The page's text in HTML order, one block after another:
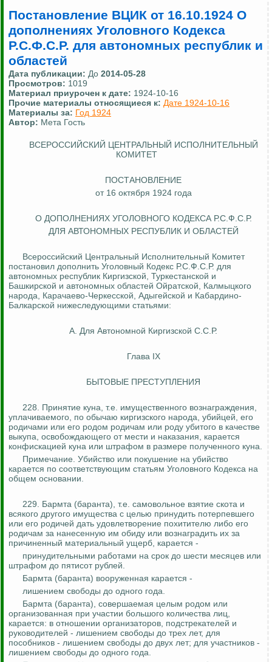
Постановление ВЦИК от 16.10.1924 О
дополнениях Уголовного Кодекса
Р.С.Ф.С.Р. для автономных республик и
областей
Дата публикации: До 2014-05-28
Просмотров: 1019
Материал приурочен к дате: 1924-10-16
Прочие материалы относящиеся к: Дате 1924-10-16
Материалы за: Год 1924
Автор: Мета Гость
ВСЕРОССИЙСКИЙ ЦЕНТРАЛЬНЫЙ ИСПОЛНИТЕЛЬНЫЙ
КОМИТЕТ
ПОСТАНОВЛЕНИЕ
от 16 октября 1924 года
О ДОПОЛНЕНИЯХ УГОЛОВНОГО КОДЕКСА Р.С.Ф.С.Р.
ДЛЯ АВТОНОМНЫХ РЕСПУБЛИК И ОБЛАСТЕЙ
Всероссийский Центральный Исполнительный Комитет
постановил дополнить Уголовный Кодекс Р.С.Ф.С.Р. для
автономных республик Киргизской, Туркестанской и
Башкирской и автономных областей Ойратской, Калмыцкого
народа, Карачаево-Черкесской, Адыгейской и Кабардино-
Балкарской нижеследующими статьями:
А. Для Автономной Киргизской С.С.Р.
Глава IX
БЫТОВЫЕ ПРЕСТУПЛЕНИЯ
228. Принятие куна, т.е. имущественного вознаграждения,
уплачиваемого, по обычаю киргизского народа, убийцей, его
родичами или его родом родичам или роду убитого в качестве
выкупа, освобождающего от мести и наказания, карается
конфискацией куна или штрафом в размере полученного куна.
Примечание. Убийство или покушение на убийство
карается по соответствующим статьям Уголовного Кодекса на
общем основании.
229. Бармта (баранта), т.е. самовольное взятие скота и
всякого другого имущества с целью принудить потерпевшего
или его родичей дать удовлетворение похитителю либо его
родичам за нанесенную им обиду или вознаградить их за
причиненный материальный ущерб, карается -
принудительными работами на срок до шести месяцев или
штрафом до пятисот рублей.
Бармта (баранта) вооруженная карается -
лишением свободы до одного года.
Бармта (баранта), совершаемая целым родом или
организованная при участии большого количества лиц,
карается: в отношении организаторов, подстрекателей и
руководителей - лишением свободы до трех лет, для
пособников - лишением свободы до двух лет; для участников -
лишением свободы до одного года.